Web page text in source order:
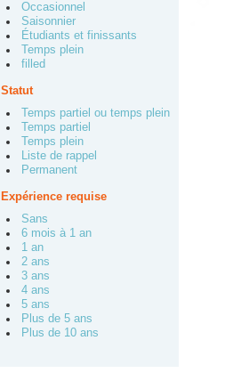
Occasionnel
Saisonnier
Étudiants et finissants
Temps plein
filled
Statut
Temps partiel ou temps plein
Temps partiel
Temps plein
Liste de rappel
Permanent
Expérience requise
Sans
6 mois à 1 an
1 an
2 ans
3 ans
4 ans
5 ans
Plus de 5 ans
Plus de 10 ans